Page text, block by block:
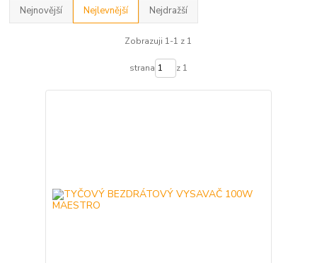
Nejnovější Nejlevnější Nejdražší
Zobrazuji 1-1 z 1
strana z 1